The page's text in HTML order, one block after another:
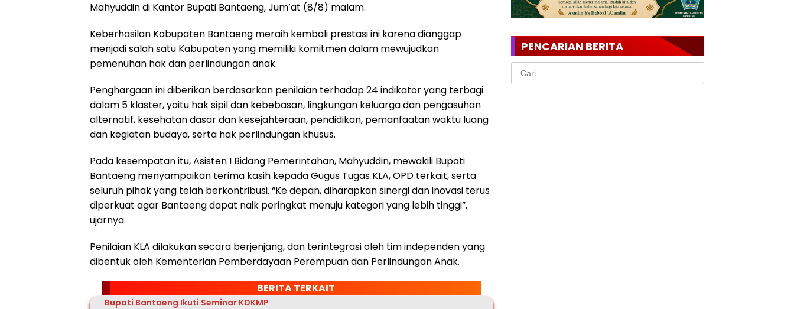
Mahyuddin di Kantor Bupati Bantaeng, Jum’at (8/8) malam.
Keberhasilan Kabupaten Bantaeng meraih kembali prestasi ini karena dianggap
menjadi salah satu Kabupaten yang memiliki komitmen dalam mewujudkan
pemenuhan hak dan perlindungan anak.
Penghargaan ini diberikan berdasarkan penilaian terhadap 24 indikator yang terbagi
dalam 5 klaster, yaitu hak sipil dan kebebasan, lingkungan keluarga dan pengasuhan
alternatif, kesehatan dasar dan kesejahteraan, pendidikan, pemanfaatan waktu luang
dan kegiatan budaya, serta hak perlindungan khusus.
Pada kesempatan itu, Asisten I Bidang Pemerintahan, Mahyuddin, mewakili Bupati
Bantaeng menyampaikan terima kasih kepada Gugus Tugas KLA, OPD terkait, serta
seluruh pihak yang telah berkontribusi. “Ke depan, diharapkan sinergi dan inovasi terus
diperkuat agar Bantaeng dapat naik peringkat menuju kategori yang lebih tinggi”,
ujarnya.
Penilaian KLA dilakukan secara berjenjang, dan terintegrasi oleh tim independen yang
dibentuk oleh Kementerian Pemberdayaan Perempuan dan Perlindungan Anak.
BERITA TERKAIT
Bupati Bantaeng Ikuti Seminar KDKMP
PENCARIAN BERITA
Cari
untuk: